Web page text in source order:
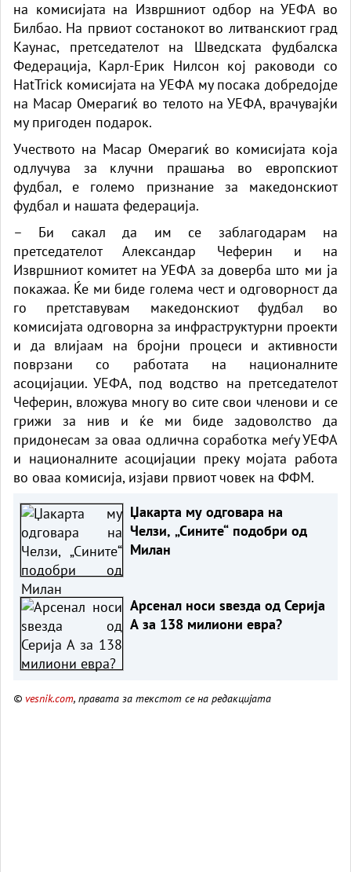
на комисијата на Извршниот одбор на УЕФА во
Билбао. На првиот состанокот во литванскиот град
Каунас, претседателот на Шведската фудбалска
Федерација, Карл-Ерик Нилсон кој раководи со
HatTrick комисијата на УЕФА му посака добредојде
на Масар Омерагиќ во телото на УЕФА, врачувајќи
му пригоден подарок.
Учеството на Масар Омерагиќ во комисијата која
одлучува за клучни прашања во европскиот
фудбал, е големо признание за македонскиот
фудбал и нашата федерација.
– Би сакал да им се заблагодарам на
претседателот Александар Чеферин и на
Извршниот комитет на УЕФА за доверба што ми ја
покажаа. Ќе ми биде голема чест и одговорност да
го претставувам македонскиот фудбал во
комисијата одговорна за инфраструктурни проекти
и да влијаам на бројни процеси и активности
поврзани со работата на националните
асоцијации. УЕФА, под водство на претседателот
Чеферин, вложува многу во сите свои членови и се
грижи за нив и ќе ми биде задоволство да
придонесам за оваа одлична соработка меѓу УЕФА
и националните асоцијации преку мојата работа
во оваа комисија, изјави првиот човек на ФФМ.
Џакарта му одговара на
Челзи, „Сините“ подобри од
Милан
Арсенал носи ѕвезда од Серија
А за 138 милиони евра?
© vesnik.com, правата за текстот се на редакцијата